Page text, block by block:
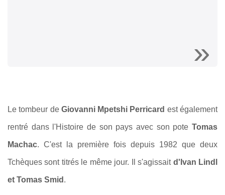
Le tombeur de Giovanni Mpetshi Perricard est également
rentré dans l'Histoire de son pays avec son pote Tomas
Machac. C'est la première fois depuis 1982 que deux
Tchèques sont titrés le même jour. Il s'agissait d'Ivan Lindl
et Tomas Smid .